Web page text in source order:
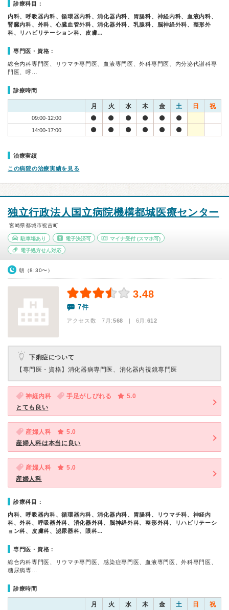
診療科目：
内科、呼吸器内科、循環器内科、消化器内科、胃腸科、神経内科、血液内科、
腎臓内科、外科、心臓血管外科、消化器外科、乳腺科、脳神経外科、整形外
科、リハビリテーション科、皮膚…
専門医・資格：
総合内科専門医、リウマチ専門医、血液専門医、外科専門医、内分泌代謝科専
門医、呼…
診療時間
月 火 水 木 金 土 日 祝
09:00-12:00
14:00-17:00
治療実績
この病院の治療実績を見る
独立行政法人国立病院機構都城医療センター
宮崎県都城市祝吉町
駐車場あり 電子決済可 マイナ受付 (スマホ可)
電子処方せん対応
朝（8:30〜）
3.48
7件
アクセス数 7月:568 | 6月:612
下痢症について
【専門医・資格】 消化器病専門医、消化器内視鏡専門医
神経内科 手足がしびれる
5.0
とても良い
産婦人科
5.0
産婦人科は本当に良い
産婦人科
5.0
産婦人科
診療科目：
内科、呼吸器内科、循環器内科、消化器内科、胃腸科、リウマチ科、神経内
科、外科、呼吸器外科、消化器外科、脳神経外科、整形外科、リハビリテーシ
ョン科、皮膚科、泌尿器科、眼科…
専門医・資格：
総合内科専門医、リウマチ専門医、感染症専門医、血液専門医、外科専門医、
糖尿病専…
診療時間
月 火 水 木 金 土 日 祝